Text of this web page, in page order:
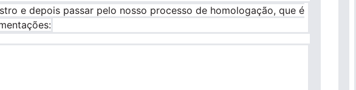
e depois passar pelo nosso processo de homologação, que é